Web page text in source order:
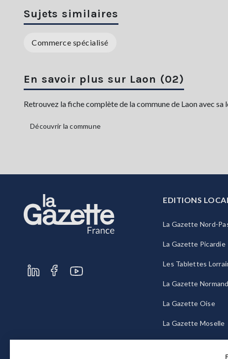
Sujets similaires
Commerce spécialisé
En savoir plus sur Laon (02)
Retrouvez la fiche complète de la commune de Laon avec
Découvrir la commune
EDITIONS
La Gazette Nord-
La Gazette Picardie
Les Tablettes
La Gazette
La Gazette Oise
La Gazette Moselle